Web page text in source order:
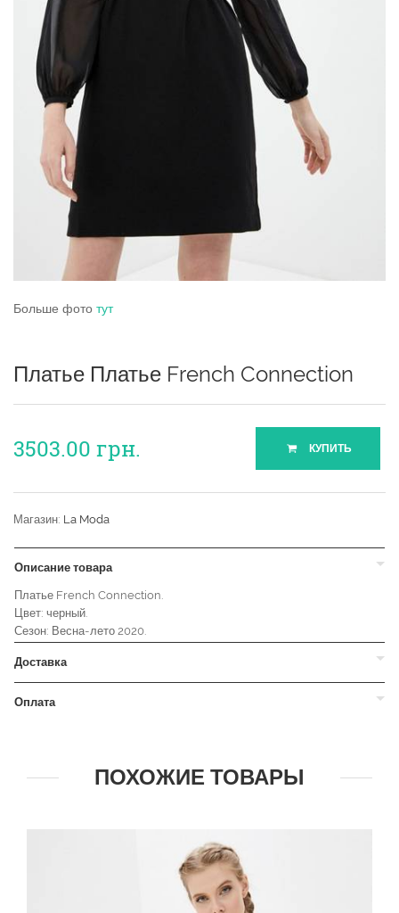
Больше фото тут
Платье Платье French Connection
3503.00 грн. КУПИТЬ
Магазин: La Moda
Описание товара
Платье French Connection.
Цвет: черный.
Сезон: Весна-лето 2020.
Доставка
Оплата
ПОХОЖИЕ ТОВАРЫ